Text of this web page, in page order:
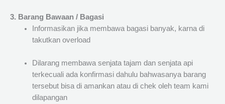
3. Barang Bawaan / Bagasi
Informasikan jika membawa bagasi banyak, karna di
takutkan overload
Dilarang membawa senjata tajam dan senjata api
terkecuali ada konfirmasi dahulu bahwasanya barang
tersebut bisa di amankan atau di chek oleh team kami
dilapangan